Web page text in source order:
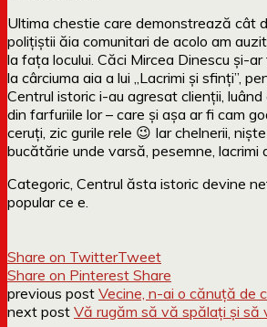
Ultima chestie care demonstrează cât
polițiștii ăia comunitari de acolo am
la fața locului. Căci Mircea Dinescu și-
la cârciuma aia a lui „Lacrimi și sfinți”,
Centrul istoric i-au agresat clienții,
din farfuriile lor – care și așa ar fi cam
ceruți, zic gurile rele 😉 Iar chelnerii,
bucătărie unde varsă, pesemne, lacrimi
Categoric, Centrul ăsta istoric devine
popular ce e.
Share on TwitterTweet
Share on Pinterest Share
previous post Vecine, n-ai o cănuță de
next post Vă rugăm să vă spălați și să